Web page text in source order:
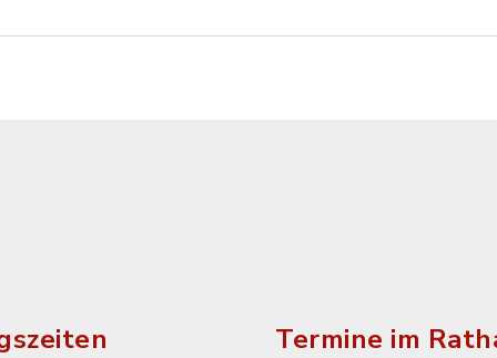
Termine im